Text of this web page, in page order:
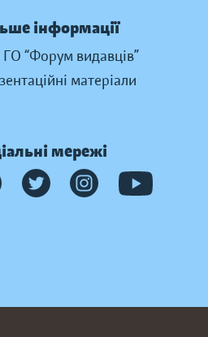
інформації
“Форум видавців”
матеріали
мережі